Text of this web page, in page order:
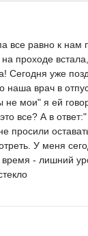
все равно к нам
встала,
Сегодня уже
врач в
не мои" я ей
все? А в
просили
У меня
- лишний